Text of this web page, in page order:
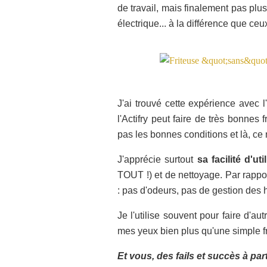
de travail, mais finalement pas
électrique... à la différence que
J'ai trouvé cette expérience avec
l'Actifry peut faire de très bonnes
pas les bonnes conditions et là,
J'apprécie surtout sa facilité
TOUT !) et de nettoyage. Par
: pas d'odeurs, pas de gestion des
Je l'utilise souvent pour faire
mes yeux bien plus qu'une simple
Et vous, des fails et succès à